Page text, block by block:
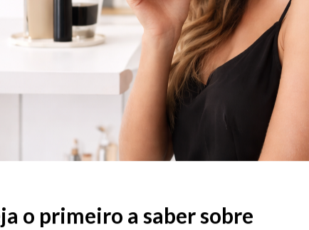
SERIOXYL
Não existem produtos nesta